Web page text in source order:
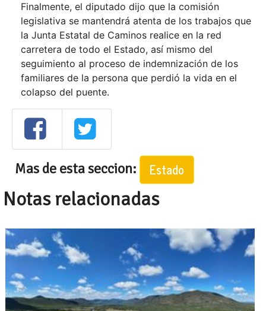
Finalmente, el diputado dijo que la comisión
legislativa se mantendrá atenta de los trabajos que
la Junta Estatal de Caminos realice en la red
carretera de todo el Estado, así mismo del
seguimiento al proceso de indemnización de los
familiares de la persona que perdió la vida en el
colapso del puente.
Mas de esta seccion: Estado
Notas relacionadas